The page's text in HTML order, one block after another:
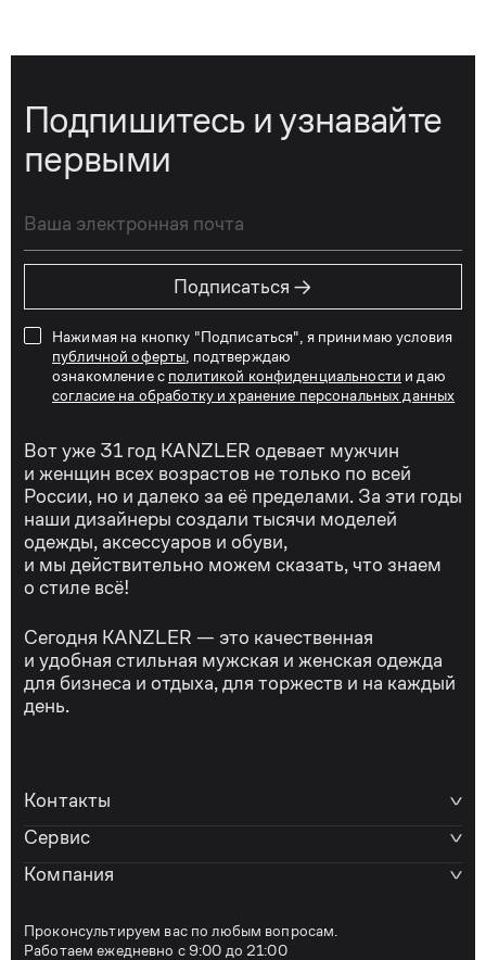
Подпишитесь и узнавайте
первыми
Подписаться →
Нажимая на кнопку "Подписаться", я принимаю условия
публичной оферты , подтверждаю
ознакомление с политикой конфиденциальности и даю
согласие на обработку и хранение персональных данных
Вот уже 31 год KANZLER одевает мужчин
и женщин всех возрастов не только по всей
России, но и далеко за её пределами. За эти годы
наши дизайнеры создали тысячи моделей
одежды, аксессуаров и обуви,
и мы действительно можем сказать, что знаем
о стиле всё!
Сегодня KANZLER — это качественная
и удобная стильная мужская и женская одежда
для бизнеса и отдыха, для торжеств и на каждый
день.
Контакты
Сервис
Компания
Проконсультируем вас по любым вопросам.
Работаем ежедневно с 9:00 до 21:00